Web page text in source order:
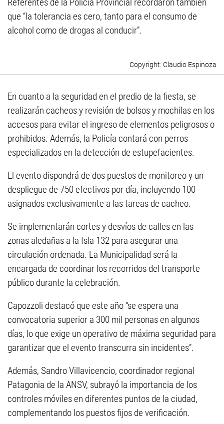
Referentes de la Policía Provincial recordaron también
que “la tolerancia es cero, tanto para el consumo de
alcohol como de drogas al conducir”.
Claudio Espinoza
En cuanto a la seguridad en el predio de la fiesta, se
realizarán cacheos y revisión de bolsos y mochilas en los
accesos para evitar el ingreso de elementos peligrosos o
prohibidos. Además, la Policía contará con perros
especializados en la detección de estupefacientes.
El evento dispondrá de dos puestos de monitoreo y un
despliegue de 750 efectivos por día, incluyendo 100
asignados exclusivamente a las tareas de cacheo.
Se implementarán cortes y desvíos de calles en las
zonas aledañas a la Isla 132 para asegurar una
circulación ordenada. La Municipalidad será la
encargada de coordinar los recorridos del transporte
público durante la celebración.
Capozzoli destacó que este año “se espera una
convocatoria superior a 300 mil personas en algunos
días, lo que exige un operativo de máxima seguridad para
garantizar que el evento transcurra sin incidentes”.
Además, Sandro Villavicencio, coordinador regional
Patagonia de la ANSV, subrayó la importancia de los
controles móviles en diferentes puntos de la ciudad,
complementando los puestos fijos de verificación.